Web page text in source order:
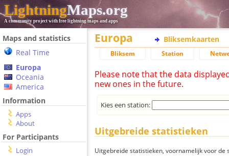
LightningMaps.org
A community project with free lightning maps and apps
Maps and statistics
Real Time
Europa
Oceania
America
Information
Apps
About
For Participants
Login
Europa Bliksemkaarten
Bliksem Station
Please note that the data
new ones in the future.
Kies een station:
Uitgebreide statistieken
Uitgebreide statistieken, voornamelijk voor de